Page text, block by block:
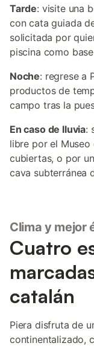
Tarde: visite una
con cata guiada
solicitada por
piscina como
Noche: regrese a
productos de
campo tras la
En caso de lluvia:
libre por el Museo
cubiertas, o por
cava subterránea
Clima y mejor
Cuatro
catalán
Piera disfruta de
continentalizado,